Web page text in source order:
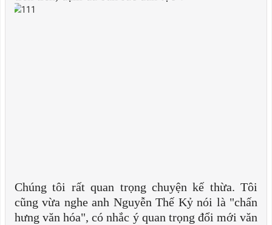
Chúng tôi rất quan trọng chuyện kế thừa. Tôi
cũng vừa nghe anh Nguyễn Thế Kỷ nói là "chấn
hưng văn hóa", có nhắc ý quan trọng đổi mới văn